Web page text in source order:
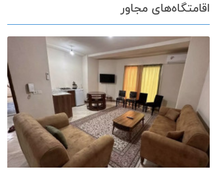
اقامتگاه‌های مجاور